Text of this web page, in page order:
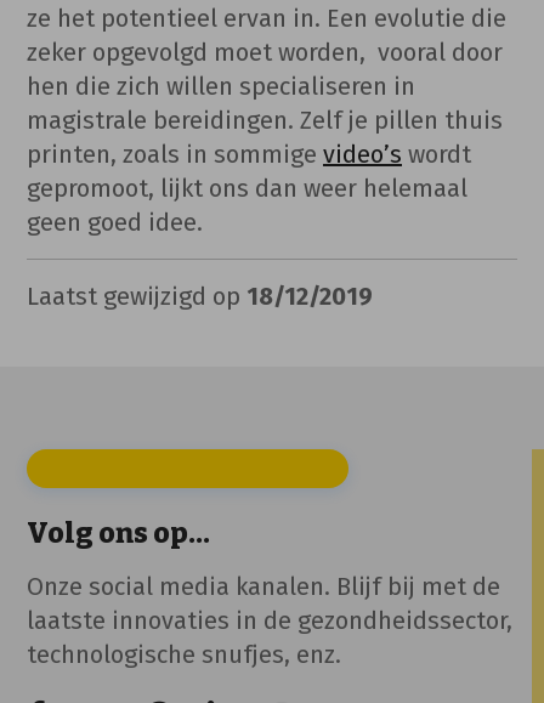
ze het potentieel ervan in. Een evolutie die
zeker opgevolgd moet worden, vooral door
hen die zich willen specialiseren in
magistrale bereidingen. Zelf je pillen thuis
printen, zoals in sommige video’s wordt
gepromoot, lijkt ons dan weer helemaal
geen goed idee.
Laatst gewijzigd op 18/12/2019
Volg ons op...
Onze social media kanalen. Blijf bij met de
laatste innovaties in de gezondheidssector,
technologische snufjes, enz.